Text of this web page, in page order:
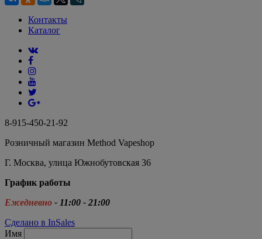
Контакты
Каталог
8-915-450-21-92
Розничный магазин Method Vapeshop
Г. Москва, улица Южнобутовская 36
График работы
Ежедневно - 11:00 - 21:00
Сделано в InSales
Имя